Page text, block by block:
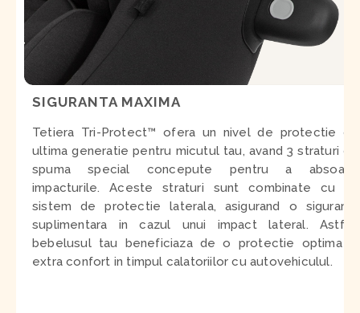
SIGURANTA MAXIMA
Tetiera Tri-Protect™ ofera un nivel de protectie de
ultima generatie pentru micutul tau, avand 3 straturi de
spuma special concepute pentru a absoarbi
impacturile. Aceste straturi sunt combinate cu un
sistem de protectie laterala, asigurand o siguranta
suplimentara in cazul unui impact lateral. Astfel,
bebelusul tau beneficiaza de o protectie optima si
extra confort in timpul calatoriilor cu autovehiculul.